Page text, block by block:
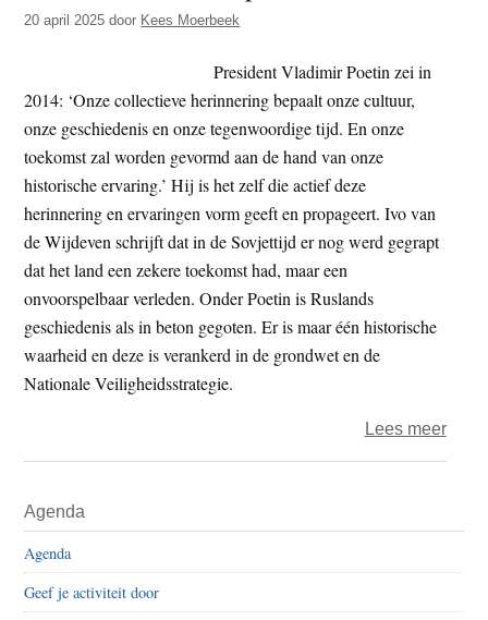
t
e
t
e
20 april 2025 door Kees Moerbeek
President Vladimir Poetin zei in
2014: ‘Onze collectieve herinnering bepaalt onze cultuur,
onze geschiedenis en onze tegenwoordige tijd. En onze
toekomst zal worden gevormd aan de hand van onze
historische ervaring.’ Hij is het zelf die actief deze
herinnering en ervaringen vorm geeft en propageert. Ivo van
de Wijdeven schrijft dat in de Sovjettijd er nog werd gegrapt
dat het land een zekere toekomst had, maar een
onvoorspelbaar verleden. Onder Poetin is Ruslands
geschiedenis als in beton gegoten. Er is maar één historische
waarheid en deze is verankerd in de grondwet en de
Nationale Veiligheidsstrategie.
Lees meerover
1
Sidebar
Agenda
Agenda
Geef je activiteit door